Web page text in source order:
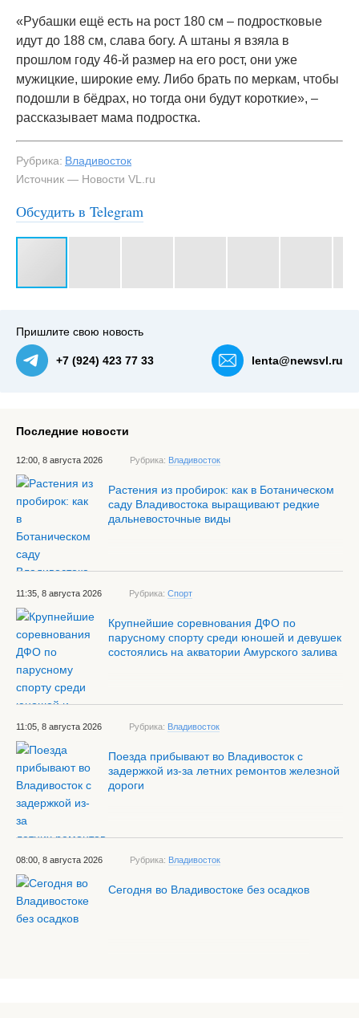
«Рубашки ещё есть на рост 180 см – подростковые
идут до 188 см, слава богу. А штаны я взяла в
прошлом году 46-й размер на его рост, они уже
мужицкие, широкие ему. Либо брать по меркам, чтобы
подошли в бёдрах, но тогда они будут короткие», –
рассказывает мама подростка.
Рубрика: Владивосток
Источник — Новости VL.ru
Обсудить в Telegram
Пришлите свою новость
+7 (924) 423 77 33 lenta@newsvl.ru
Последние новости
12:00, 8 августа 2026 Рубрика: Владивосток
Растения из пробирок: как в Ботаническом
саду Владивостока выращивают редкие
дальневосточные виды
11:35, 8 августа 2026 Рубрика: Спорт
Крупнейшие соревнования ДФО по
парусному спорту среди юношей и девушек
состоялись на акватории Амурского залива
11:05, 8 августа 2026 Рубрика: Владивосток
Поезда прибывают во Владивосток с
задержкой из-за летних ремонтов железной
дороги
08:00, 8 августа 2026 Рубрика: Владивосток
Сегодня во Владивостоке без осадков